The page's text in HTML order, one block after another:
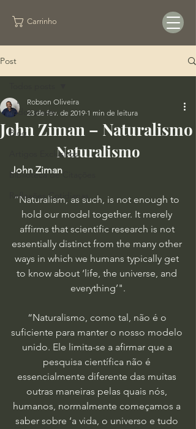
Carrinho
Post
Todos posts
Blog
Artigos Exclusivos
Biblioteca de Citações
Reflexões Cotidianas
John Ziman – Naturalismo
Robson Oliveira
23 de fev. de 2019 1 min de leitura
Naturalismo
John Ziman
“Naturalism, as such, is not enough to
hold our model together. It merely
affirms that scientific research is not
essentially distinct from the many other
ways in which we humans typically get
to know about ‘life, the universe, and
everything’".
“Naturalismo, como tal, não é o
suficiente para manter o nosso modelo
unido. Ele limita-se a afirmar que a
pesquisa científica não é
essencialmente diferente das muitas
outras maneiras pelas quais nós,
humanos, normalmente começamos a
saber sobre ‘a vida, o universo e tudo